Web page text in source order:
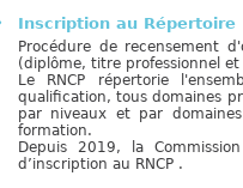
Inscription au Répertoire
Procédure de recensement
(diplôme, titre professionnel et
Le RNCP répertorie
qualification, tous domaines
par niveaux et par
formation.
Depuis 2019, la
d’inscription au RNCP .